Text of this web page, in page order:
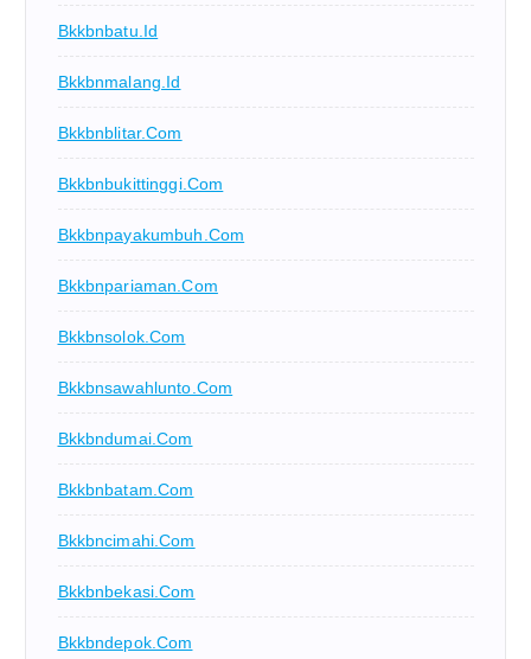
Bkkbnbatu.id
Bkkbnmalang.id
Bkkbnblitar.com
Bkkbnbukittinggi.com
Bkkbnpayakumbuh.com
Bkkbnpariaman.com
Bkkbnsolok.com
Bkkbnsawahlunto.com
Bkkbndumai.com
Bkkbnbatam.com
Bkkbncimahi.com
Bkkbnbekasi.com
Bkkbndepok.com